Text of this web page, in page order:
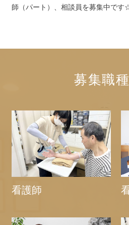
師（パート）、相談員を募集中です
募集職
看護師